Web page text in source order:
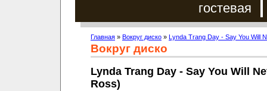
гостевая
Главная » Вокруг диско » Lynda Trang Day - Say You Will
Вокруг диско
Lynda Trang Day - Say You Will
Ross)